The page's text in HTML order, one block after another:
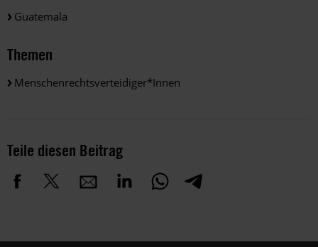
Guatemala
Themen
Menschenrechtsverteidiger*innen
Teile diesen Beitrag